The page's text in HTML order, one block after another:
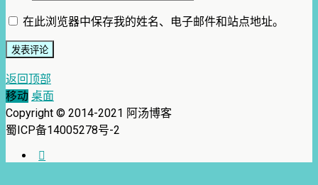
在此浏览器中保存我的姓名、电子邮件和站点地址。
返回顶部
移动 桌面
Copyright © 2014-2021 阿汤博客
蜀ICP备14005278号-2